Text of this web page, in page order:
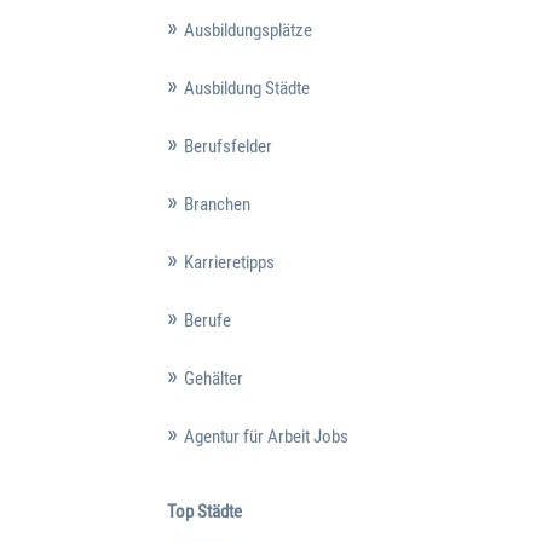
Ausbildungsplätze
Ausbildung Städte
Berufsfelder
Branchen
Karrieretipps
Berufe
Gehälter
Agentur für Arbeit Jobs
Top Städte